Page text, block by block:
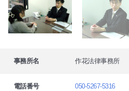
事務所名 作花法律事務所
電話番号 050-5267-5316